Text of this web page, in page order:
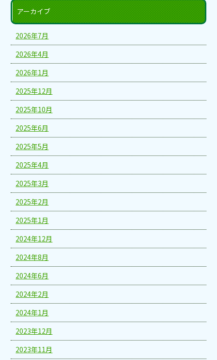
アーカイブ
2026年7月
2026年4月
2026年1月
2025年12月
2025年10月
2025年6月
2025年5月
2025年4月
2025年3月
2025年2月
2025年1月
2024年12月
2024年8月
2024年6月
2024年2月
2024年1月
2023年12月
2023年11月